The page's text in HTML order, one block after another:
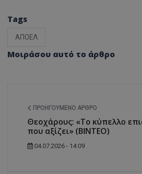
Tags
ΑΠΟΕΛ
Μοιράσου αυτό το άρθρο
ΠΡΟΗΓΟΎΜΕΝΟ ΆΡΘΡΟ
Θεοχάρους: «Το κύπελλο
που αξίζει» (ΒΙΝΤΕΟ)
04.07.2026 - 14:09